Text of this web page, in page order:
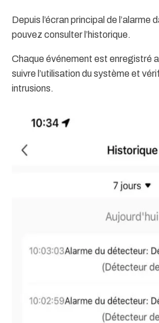
Depuis l’écran principal de l’alarme
pouvez consulter l’historique.
Chaque événement est enregistré
suivre l’utilisation du système et
intrusions.